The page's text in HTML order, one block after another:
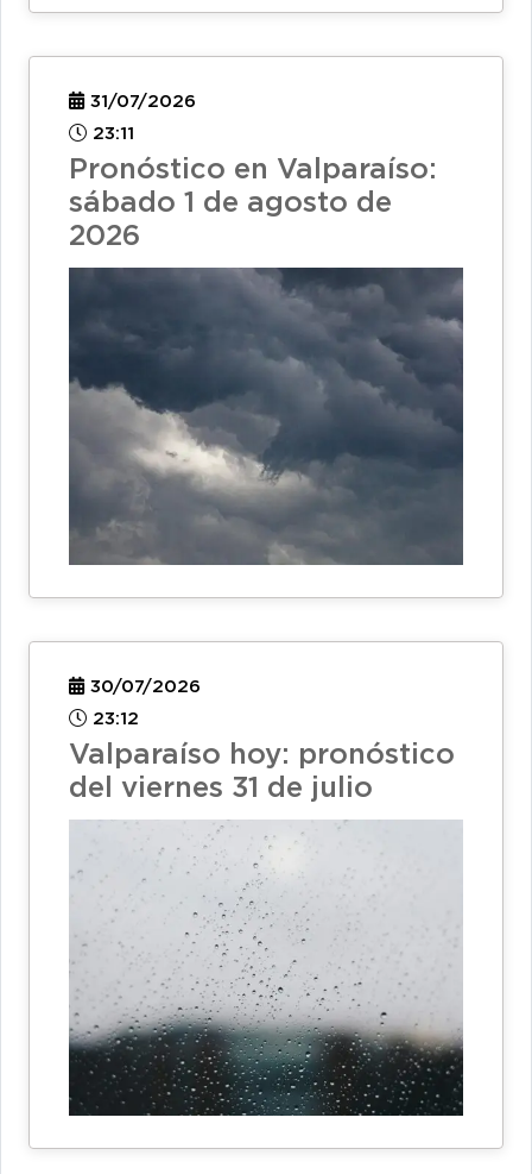
31/07/2026
23:11
Pronóstico en Valparaíso:
sábado 1 de agosto de
2026
30/07/2026
23:12
Valparaíso hoy: pronóstico
del viernes 31 de julio